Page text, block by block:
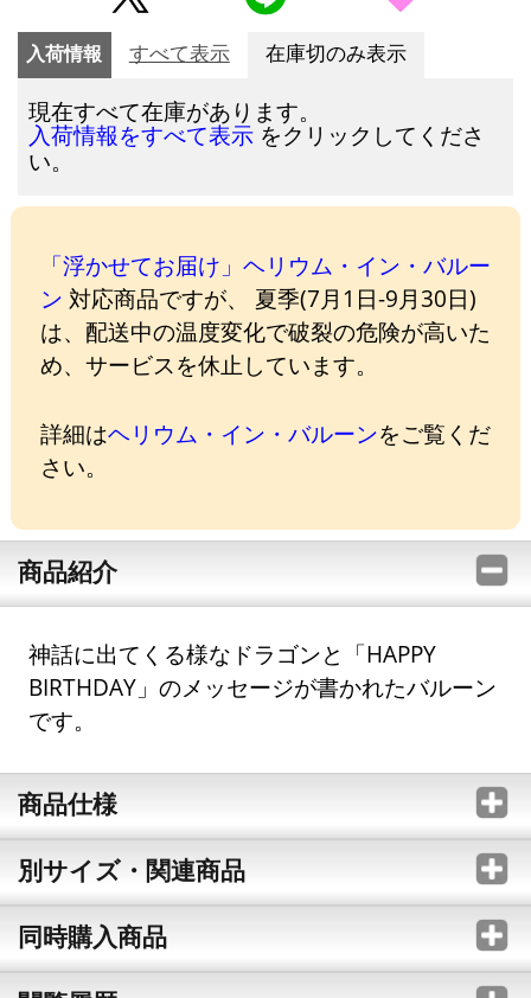
入荷情報 すべて表示 在庫切のみ表示
現在すべて在庫があります。
入荷情報をすべて表示 をクリックしてくださ
い。
「浮かせてお届け」ヘリウム・イン・バルー
ン 対応商品ですが、 夏季(7月1日-9月30日)
は、配送中の温度変化で破裂の危険が高いた
め、サービスを休止しています。
詳細はヘリウム・イン・バルーンをご覧くだ
さい。
商品紹介
神話に出てくる様なドラゴンと「HAPPY
BIRTHDAY」のメッセージが書かれたバルーン
です。
商品仕様
別サイズ・関連商品
同時購入商品